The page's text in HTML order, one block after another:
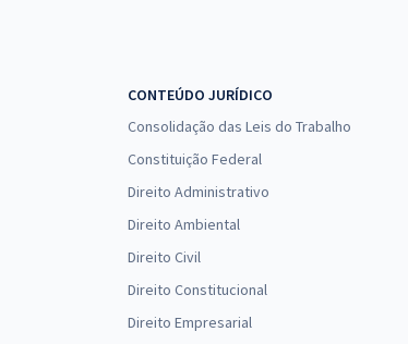
CONTEÚDO JURÍDICO
Consolidação das Leis do Trabalho
Constituição Federal
Direito Administrativo
Direito Ambiental
Direito Civil
Direito Constitucional
Direito Empresarial